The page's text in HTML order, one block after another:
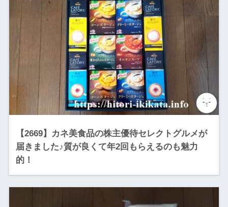
【2669】カネ美食品の株主優待セレクトグルメが
届きました♪質が良くて年2回もらえるのも魅力
的！